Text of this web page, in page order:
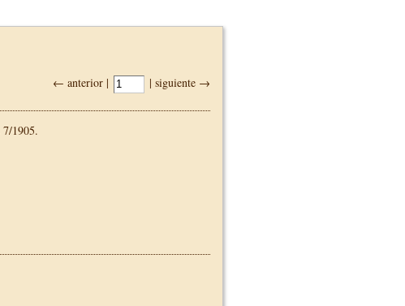
← anterior | | siguiente →
7/1905.